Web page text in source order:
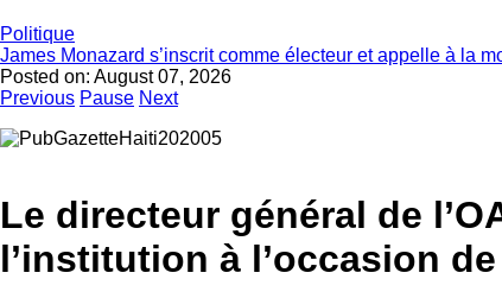
Politique
James Monazard s’inscrit comme électeur et appelle à la
Posted on: August 07, 2026
Previous Pause Next
Le directeur général de
l’institution à l’occasion